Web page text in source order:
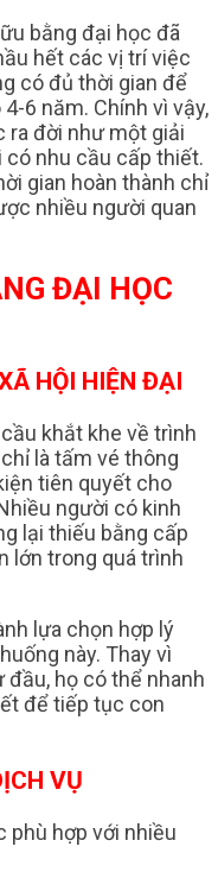
bằng đại học đã
hết các vị trí việc
có đủ thời gian để
6 năm. Chính vì vậy,
ra đời như một giải
nhu cầu cấp thiết.
gian hoàn thành chỉ
nhiều người quan
ĐẠI HỌC
HỘI HIỆN ĐẠI
khắt khe về trình
là tấm vé thông
tiên quyết cho
người có kinh
lại thiếu bằng cấp
lớn trong quá trình
lựa chọn hợp lý
này. Thay vì
họ có thể nhanh
để tiếp tục con
VỤ
phù hợp với nhiều